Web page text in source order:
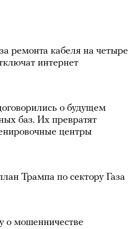
ремонта кабеля на четыре
интернет
о будущем
баз. Их превратят
центры
Трампа по сектору Газа
о мошенничестве